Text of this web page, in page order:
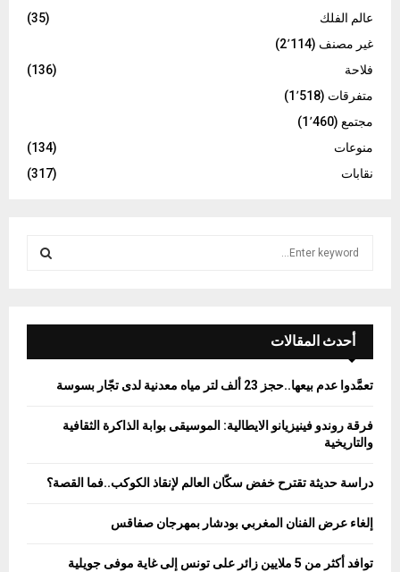
عالم الفلك
(35)
غير مصنف (2٬114)
فلاحة
(136)
متفرقات (1٬518)
مجتمع (1٬460)
منوعات
(134)
نقابات
(317)
f
r
E
A
أحدث المقالات
تعمَّدوا عدم بيعها..حجز 23 ألف لتر مياه معدنية لدى تجّار بسوسة
فرقة روندو فينيزيانو الايطالية: الموسيقى بوابة الذاكرة الثقافية
والتاريخية
دراسة حديثة تقترح خفض سكّان العالم لإنقاذ الكوكب..فما القصة؟
إلغاء عرض الفنان المغربي بودشار بمهرجان صفاقس
توافد أكثر من 5 ملايين زائر على تونس إلى غاية موفى جويلية